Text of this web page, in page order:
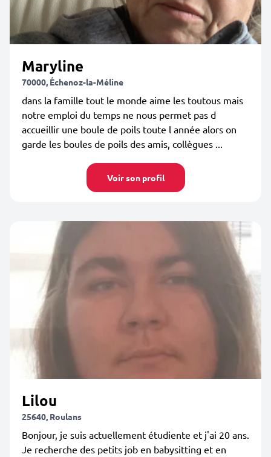
Maryline
70000, Échenoz-la-Méline
dans la famille tout le monde aime les toutous mais
notre emploi du temps ne nous permet pas d
accueillir une boule de poils toute l année alors on
garde les boules de poils des amis, collègues ...
Voir son profil
Lilou
25640, Roulans
Bonjour, je suis actuellement étudiente et j'ai 20 ans.
Je recherche des petits job en babysitting et en